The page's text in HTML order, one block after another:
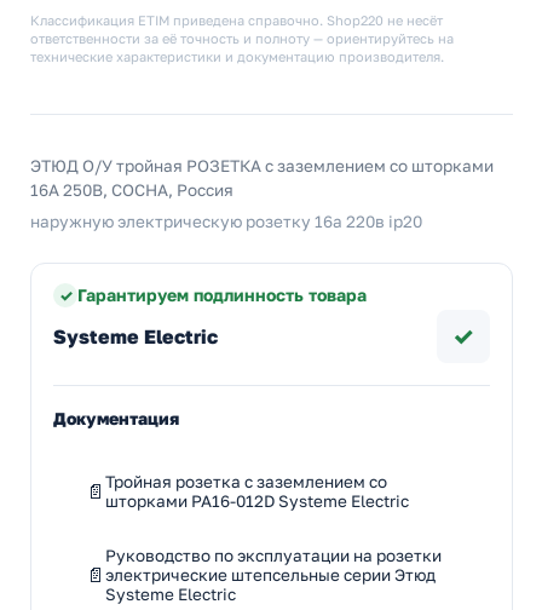
Классификация ETIM приведена справочно. Shop220 не несёт
ответственности за её точность и полноту — ориентируйтесь на
технические характеристики и документацию производителя.
ЭТЮД O/У тройная РОЗЕТКА с заземлением со шторками
16А 250B, СОСНА, Россия
наружную электрическую розетку 16а 220в ip20
Гарантируем подлинность товара
Systeme Electric ✓
Документация
Тройная розетка с заземлением со
шторками PA16-012D Systeme Electric
Руководство по эксплуатации на розетки
электрические штепсельные серии Этюд
Systeme Electric